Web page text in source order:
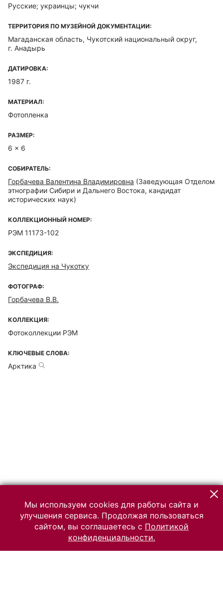
Русские; украинцы; чукчи
ТЕРРИТОРИЯ ПО МУЗЕЙНОЙ ДОКУМЕНТАЦИИ:
Магаданская область, Чукотский национальный округ,
г. Анадырь
ДАТИРОВКА:
1987 г.
МАТЕРИАЛ:
Фотопленка
РАЗМЕР:
6 x 6
СОБИРАТЕЛЬ:
Горбачева Валентина Владимировна (Заведующая Отделом
этнографии Сибири и Дальнего Востока, кандидат
исторических наук)
КОЛЛЕКЦИОННЫЙ НОМЕР:
РЭМ 11173-102
ЭКСПЕДИЦИЯ:
Экспедиция на Чукотку
ФОТОГРАФ:
Горбачева В.В.
КОЛЛЕКЦИЯ:
Фотоколлекции РЭМ
КЛЮЧЕВЫЕ СЛОВА:
Арктика
Мы используем cookies для работы сайта и
улучшения сервиса. Продолжая пользоваться
сайтом, вы соглашаетесь с Политикой
конфиденциальности.